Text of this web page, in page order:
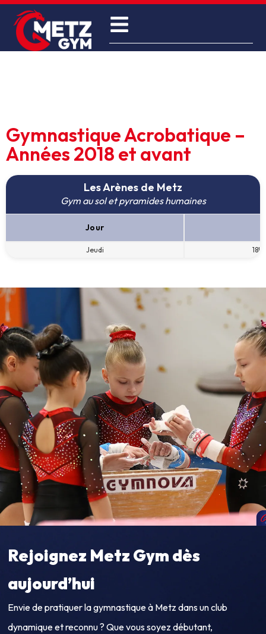
Gymnastique Acrobatique –
Années 2018 et avant
Les Arènes de Metz
Gym au sol et pyramides humaines
Jour
Jeudi
Rejoignez Metz Gym dès
aujourd’hui
Envie de pratiquer la gymnastique à Metz dans un club
dynamique et reconnu ? Que vous soyez débutant,